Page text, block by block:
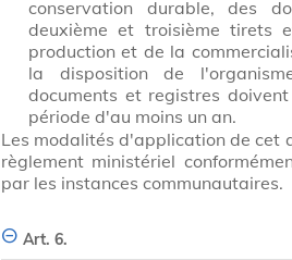
conservation durable, des
deuxième et troisième tirets
production et de la
la disposition de
documents et registres
période d'au moins un an.
Les modalités d'application de cet
règlement ministériel
par les instances communautaires.
Art. 6.